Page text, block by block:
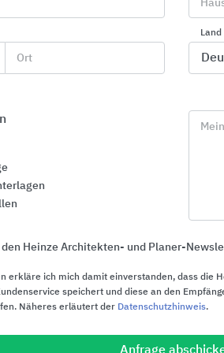
Ort
Land
Heinze Architekten- und Planer-
erkläre ich mich damit einverstanden, dass die
speichert und diese an den
Näheres erläutert der Datenschutzhinweis.